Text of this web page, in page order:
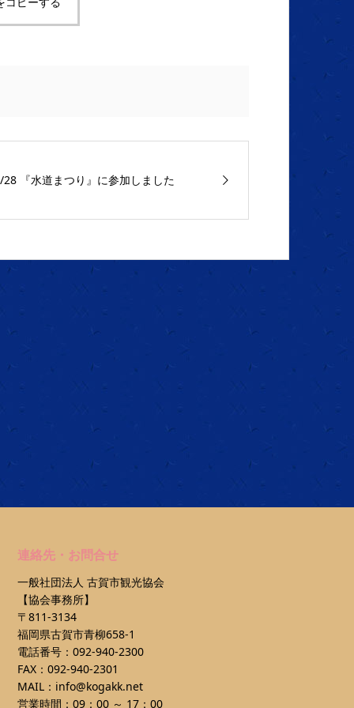
28 『水道まつり』に参加しました
連絡先・お問合せ
一般社団法人 古賀市観光協会
【協会事務所】
〒811-3134
福岡県古賀市青柳658-1
電話番号：092-940-2300
FAX：092-940-2301
MAIL：info@kogakk.net
営業時間：09：00 ～ 17：00